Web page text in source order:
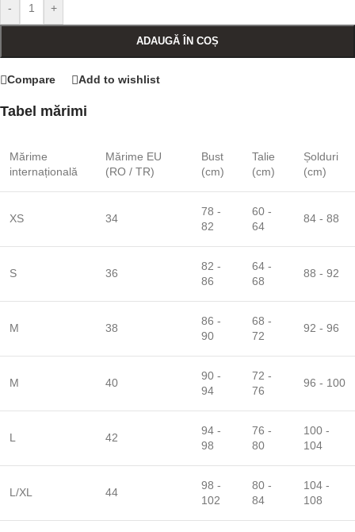
- +
ADAUGĂ ÎN COȘ
Compare Add to wishlist
Tabel mărimi
Mărime
internațională
Mărime EU
(RO / TR)
Bust
(cm)
Talie
(cm)
Șolduri
(cm)
XS 34
78 -
82
60 -
64
84 - 88
S 36
82 -
86
64 -
68
88 - 92
M 38
86 -
90
68 -
72
92 - 96
M 40
90 -
94
72 -
76
96 - 100
L 42
94 -
98
76 -
80
100 -
104
L/XL 44
98 -
102
80 -
84
104 -
108